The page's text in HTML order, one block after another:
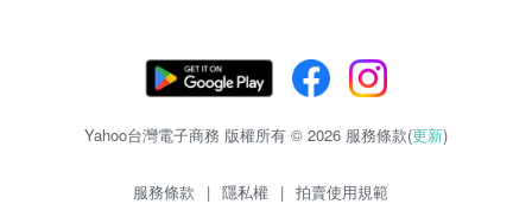
Yahoo台灣電子商務 版權所有 © 2026 服務條款(更新)
服務條款 | 隱私權 | 拍賣使用規範